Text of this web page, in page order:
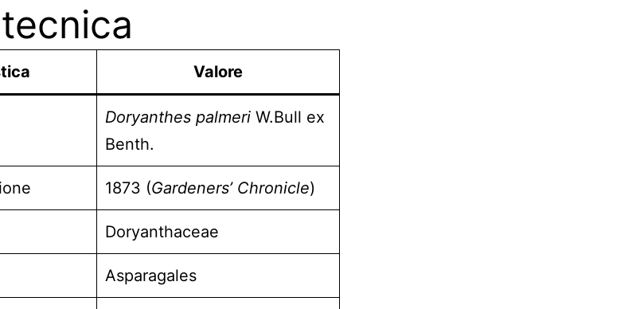
Valore
Doryanthes palmeri W.Bull ex
Benth.
1873 (Gardeners’ Chronicle)
Doryanthaceae
Asparagales